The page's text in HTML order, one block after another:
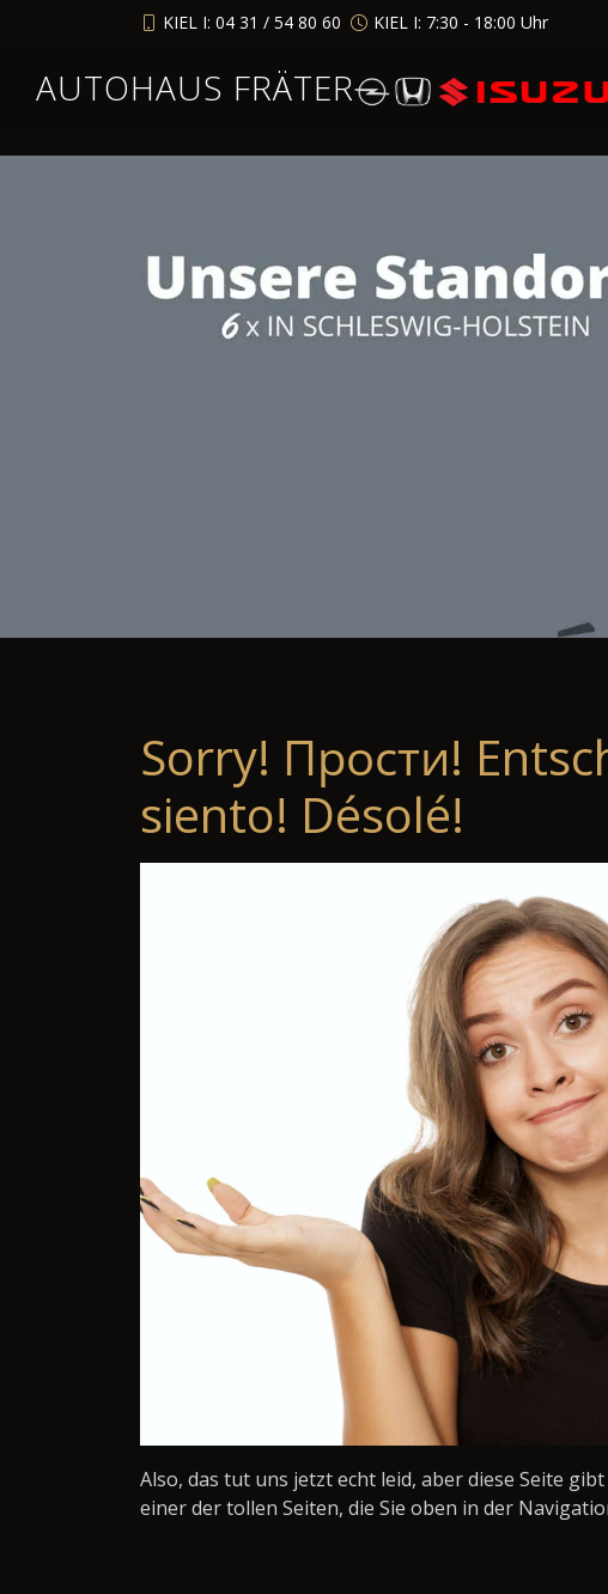
KIEL I: 04 31 / 54 80 60 KIEL I: 7:30 - 18:00 Uhr
AUTOHAUS FRÄTER
Sorry! Прости!
siento! Désolé!
Also, das tut uns jetzt echt leid, aber diese Seite
einer der tollen Seiten, die Sie oben in der